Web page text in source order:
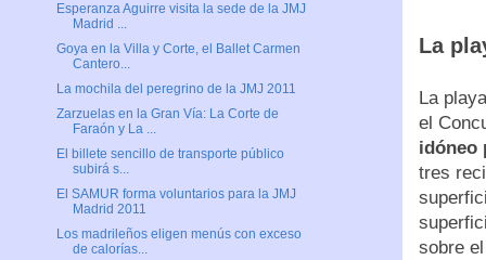
La
La
el
idóneo
tres
sobre
Esperanza Aguirre visita la sede de la JMJ
Madrid ...
Goya en la Villa y Corte, el Ballet Carmen
Cantero...
La mochila del peregrino de la JMJ 2011
Zarzuelas en la Gran Vía: La Corte de
Faraón y La ...
El billete sencillo de transporte público
subirá s...
El SAMUR forma voluntarios para la JMJ
Madrid 2011
Los madrileños eligen menús con exceso
de calorías...